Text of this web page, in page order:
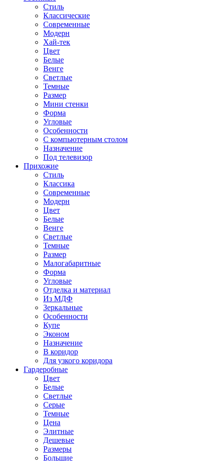
Стиль
Классические
Современные
Модерн
Хай-тек
Цвет
Белые
Венге
Светлые
Темные
Размер
Мини стенки
Форма
Угловые
Особенности
С компьютерным столом
Назначение
Под телевизор
Прихожие
Стиль
Классика
Современные
Модерн
Цвет
Белые
Венге
Светлые
Темные
Размер
Малогабаритные
Форма
Угловые
Отделка и материал
Из МДФ
Зеркальные
Особенности
Купе
Эконом
Назначение
В коридор
Для узкого коридора
Гардеробные
Цвет
Белые
Светлые
Серые
Темные
Цена
Элитные
Дешевые
Размеры
Большие